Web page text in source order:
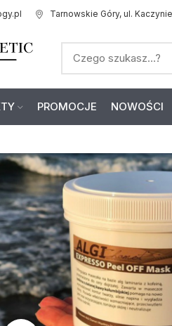
Tarnowskie Góry, ul.
PROMOCJE NOWOŚCI